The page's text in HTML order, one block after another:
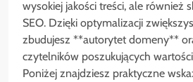
wysokiej jakości treści, ale również
SEO. Dzięki optymalizacji
zbudujesz **autorytet domeny**
czytelników poszukujących
Poniżej znajdziesz praktyczne